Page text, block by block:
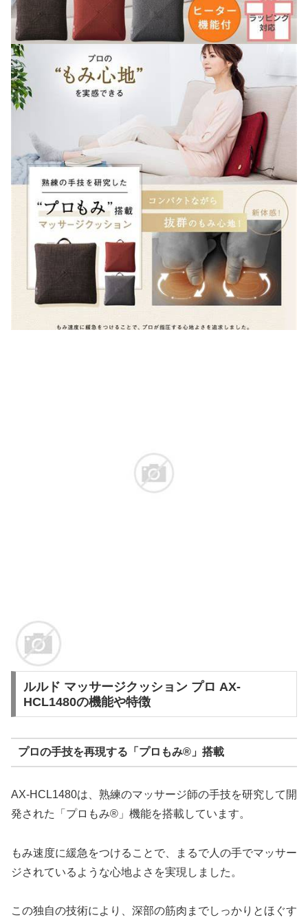
ルルド マッサージクッション プロ AX-
HCL1480の機能や特徴
プロの手技を再現する「プロもみ®」搭載
AX-HCL1480は、熟練のマッサージ師の手技を研究して開
発された「プロもみ®」機能を搭載しています。
もみ速度に緩急をつけることで、まるで人の手でマッサー
ジされているような心地よさを実現しました。
この独自の技術により、深部の筋肉までしっかりとほぐす